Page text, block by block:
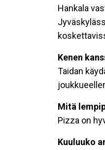
Hankala
Kenen
Taidan
Mitä
Pizza on
Kuuluuko